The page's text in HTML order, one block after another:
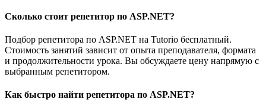
Сколько стоит репетитор по ASP.NET?
Подбор репетитора по ASP.NET на Tutorio бесплатный.
Стоимость занятий зависит от опыта преподавателя, формата
и продолжительности урока. Вы обсуждаете цену напрямую с
выбранным репетитором.
Как быстро найти репетитора по ASP.NET?